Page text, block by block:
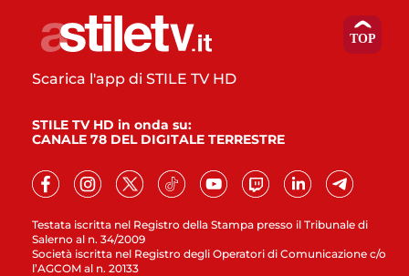
Testata iscritta nel Registro della Stampa presso il Tribunale di
Salerno al n. 34/2009
Società iscritta nel Registro degli Operatori di Comunicazione c/o
l’AGCOM al n. 20133
Scarica l'app di STILE TV HD
STILE TV HD in onda su:
CANALE 78 DEL DIGITALE TERRESTRE